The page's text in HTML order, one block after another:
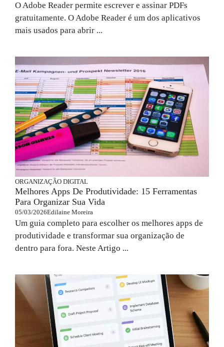
O Adobe Reader permite escrever e assinar PDFs
gratuitamente. O Adobe Reader é um dos aplicativos
mais usados para abrir ...
ORGANIZAÇÃO DIGITAL
Melhores Apps De Produtividade: 15 Ferramentas
Para Organizar Sua Vida
05/03/2026Edilaine Moreira
Um guia completo para escolher os melhores apps de
produtividade e transformar sua organização de
dentro para fora. Neste Artigo ...